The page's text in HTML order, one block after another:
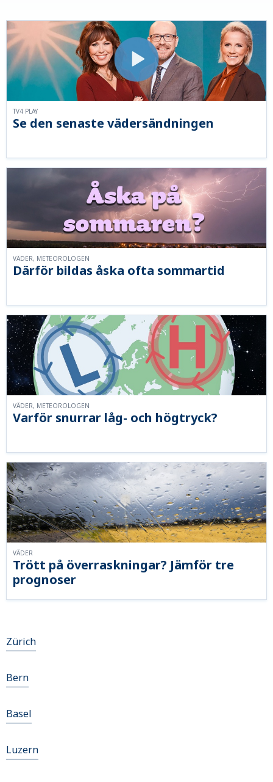
Se den senaste vädersändningen
TV4 PLAY
Därför bildas åska ofta sommartid
VÄDER, METEOROLOGEN
Varför snurrar låg- och högtryck?
VÄDER, METEOROLOGEN
Trött på överraskningar? Jämför tre
prognoser
VÄDER
Zürich
Bern
Basel
Luzern